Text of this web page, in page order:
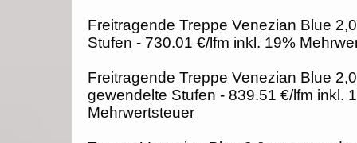
Freitragende Treppe Venezian Blue
Stufen - 730.01 €/lfm inkl. 19%
Freitragende Treppe Venezian Blue
gewendelte Stufen - 839.51 €/lfm inkl.
Mehrwertsteuer